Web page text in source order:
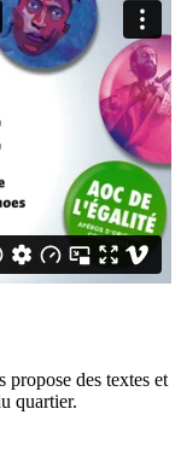
des textes et
quartier.